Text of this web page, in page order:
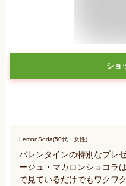
ショ
LemonSoda(50代・女性)
バレンタインの特別なプレ
ージュ・マカロンショコラ
で見ているだけでもワクワ